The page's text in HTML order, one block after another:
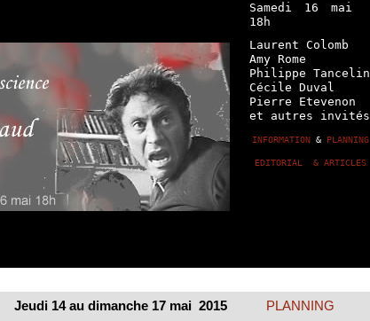
Samedi 16 mai
18h
Laurent Colomb
Amy Rome
Philippe Tancelin
Cécile Duval
Pierre Etevenon
et autres invités
INFORMATION & PLANNING
EDITORIAL & ARTICLES
Jeudi 14 au dimanche 17 mai 2015 PLANNING